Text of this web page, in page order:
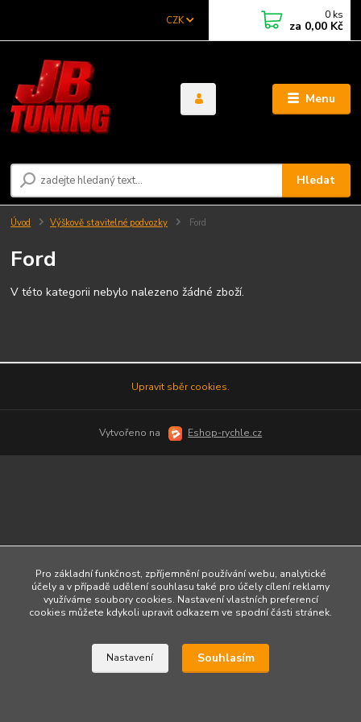
Menu
CZK
Hledat
0 ks
za 0,00 Kč
Úvod Výškově stavitelné podvozky Ford
Ford
V této kategorii nebylo nalezeno žádné zboží.
Upravit sběr cookies.
Vytvořeno na Eshop-rychle.cz
Pro základní funkčnost, zpříjemnění používání webu, analytické
účely a v případě udělení souhlasu také pro účely cílení reklamy
využíváme soubory cookies. Nastavení vlastních preferencí
cookies můžete kdykoli upravit odkazem ve spodní části stránek.
Nastavení Souhlasím